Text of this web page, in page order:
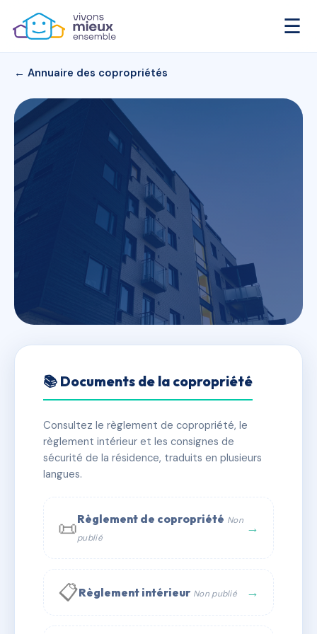
☰
← Annuaire des copropriétés
RESIDENCE DE LA POSTE
GRAND 69300 CALUIRE ET CUIRE
✓ Immatriculée 🏠 270 lots 🏗 1 bâtiment(s)
✉ Email
📚 Documents de la copropriété
Consultez le règlement de copropriété, le
règlement intérieur et les consignes de
sécurité de la résidence, traduits en plusieurs
langues.
📜Règlement de copropriété Non
publié
→
📋Règlement intérieur Non publié →